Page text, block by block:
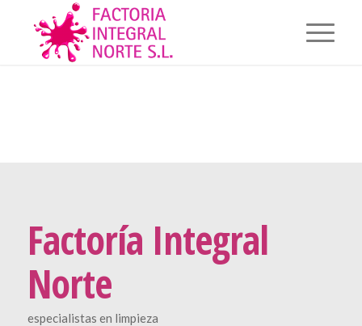
Factoría Integral
Norte
especialistas en limpieza